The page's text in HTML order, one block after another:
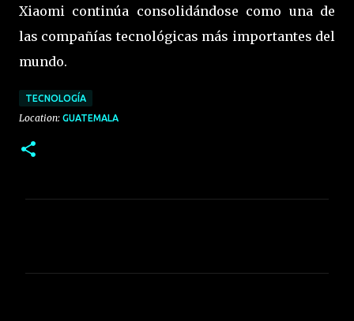
Xiaomi continúa consolidándose como una de
las compañías tecnológicas más importantes del
mundo.
TECNOLOGÍA
Location: GUATEMALA